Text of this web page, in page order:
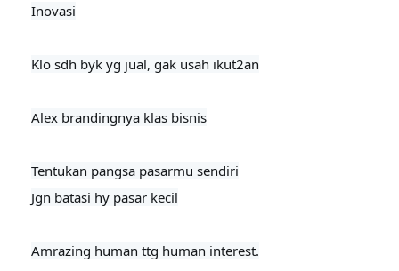
Inovasi
Klo sdh byk yg jual, gak usah ikut2an
Alex brandingnya klas bisnis
Tentukan pangsa pasarmu sendiri
Jgn batasi hy pasar kecil
Amrazing human ttg human interest.